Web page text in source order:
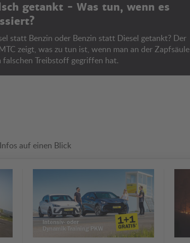
getankt - Was tun, wenn es
statt Benzin oder Benzin statt Diesel getankt? Der
zeigt, was zu tun ist, wenn man an der Zapfsäule
falschen Treibstoff gegriffen hat.
auf einen Blick